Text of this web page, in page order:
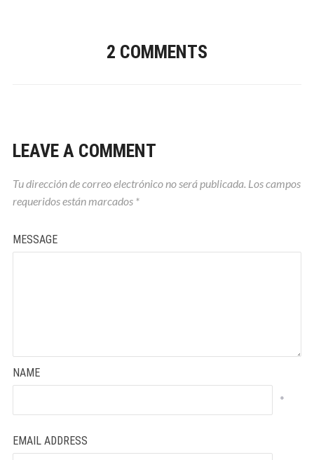
2 COMMENTS
LEAVE A COMMENT
Tu dirección de correo electrónico no será publicada. Los campos
requeridos están marcados *
MESSAGE
NAME
*
EMAIL ADDRESS